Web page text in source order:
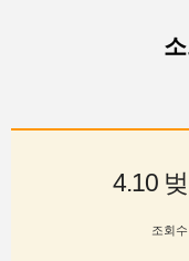
4.10
조회수